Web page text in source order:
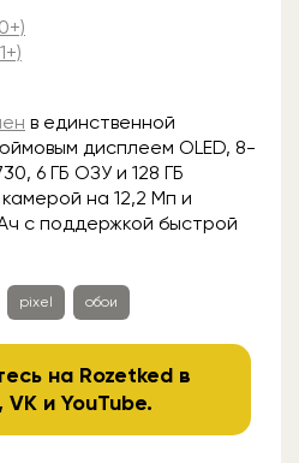
в единственной
дисплеем OLED, 8-
6 ГБ ОЗУ и 128 ГБ
на 12,2 Мп и
с поддержкой быстрой
pixel обои
на Rozetked в
,VK иYouTube.